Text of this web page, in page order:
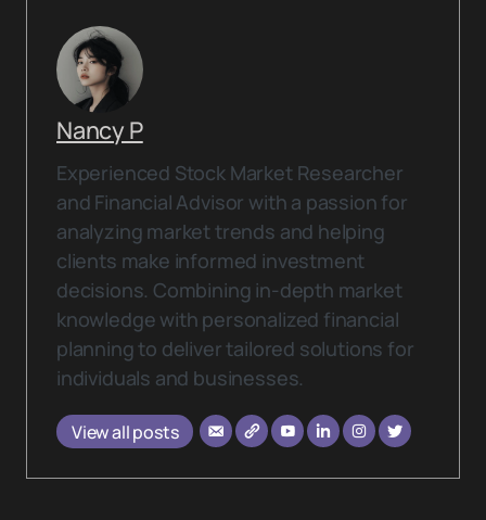
Nancy P
Experienced Stock Market Researcher
and Financial Advisor with a passion for
analyzing market trends and helping
clients make informed investment
decisions. Combining in-depth market
knowledge with personalized financial
planning to deliver tailored solutions for
individuals and businesses.
View all posts